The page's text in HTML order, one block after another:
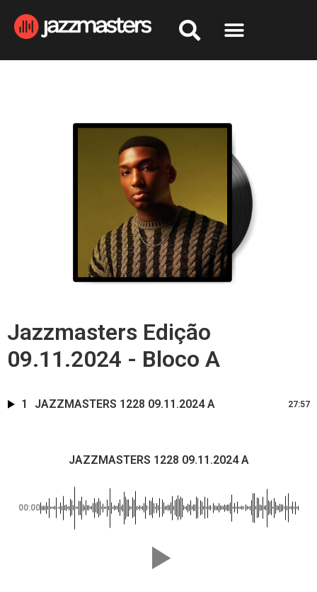
Jazzmasters Edição
09.11.2024 - Bloco A
1 JAZZMASTERS 1228 09.11.2024 A 27:57
JAZZMASTERS 1228 09.11.2024 A
00:00